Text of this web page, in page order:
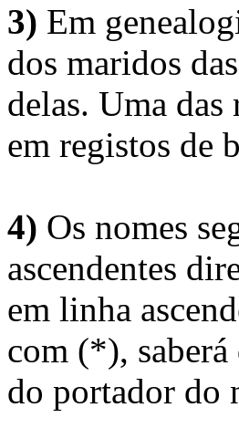
3) Em
dos maridos
delas. Uma
em registos de
4) Os nomes
ascendentes
em linha
com (*), saberá
do portador do